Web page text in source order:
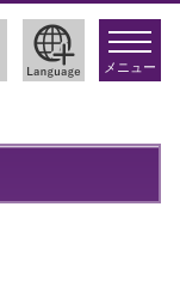
toggle
メニュー